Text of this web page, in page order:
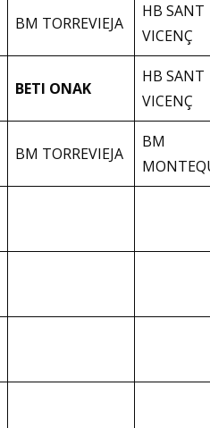
BM TORREVIEJA
HB SANT
VICENÇ
BETI ONAK
HB SANT
VICENÇ
BM TORREVIEJA
BM